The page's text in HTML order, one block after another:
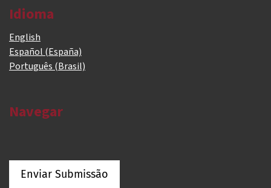
Idioma
English
Español (España)
Português (Brasil)
Navegar
Enviar Submissão